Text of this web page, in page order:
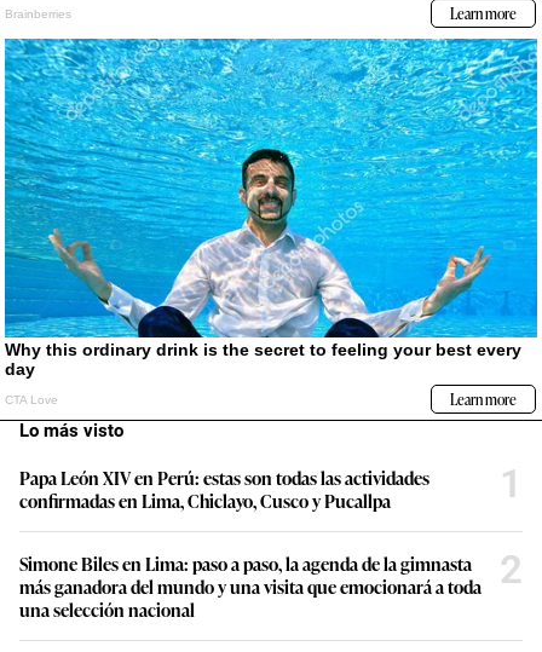
Lo más visto
Papa León XIV en Perú: estas son todas las actividades
confirmadas en Lima, Chiclayo, Cusco y Pucallpa
1
Simone Biles en Lima: paso a paso, la agenda de la gimnasta
más ganadora del mundo y una visita que emocionará a toda
una selección nacional
2